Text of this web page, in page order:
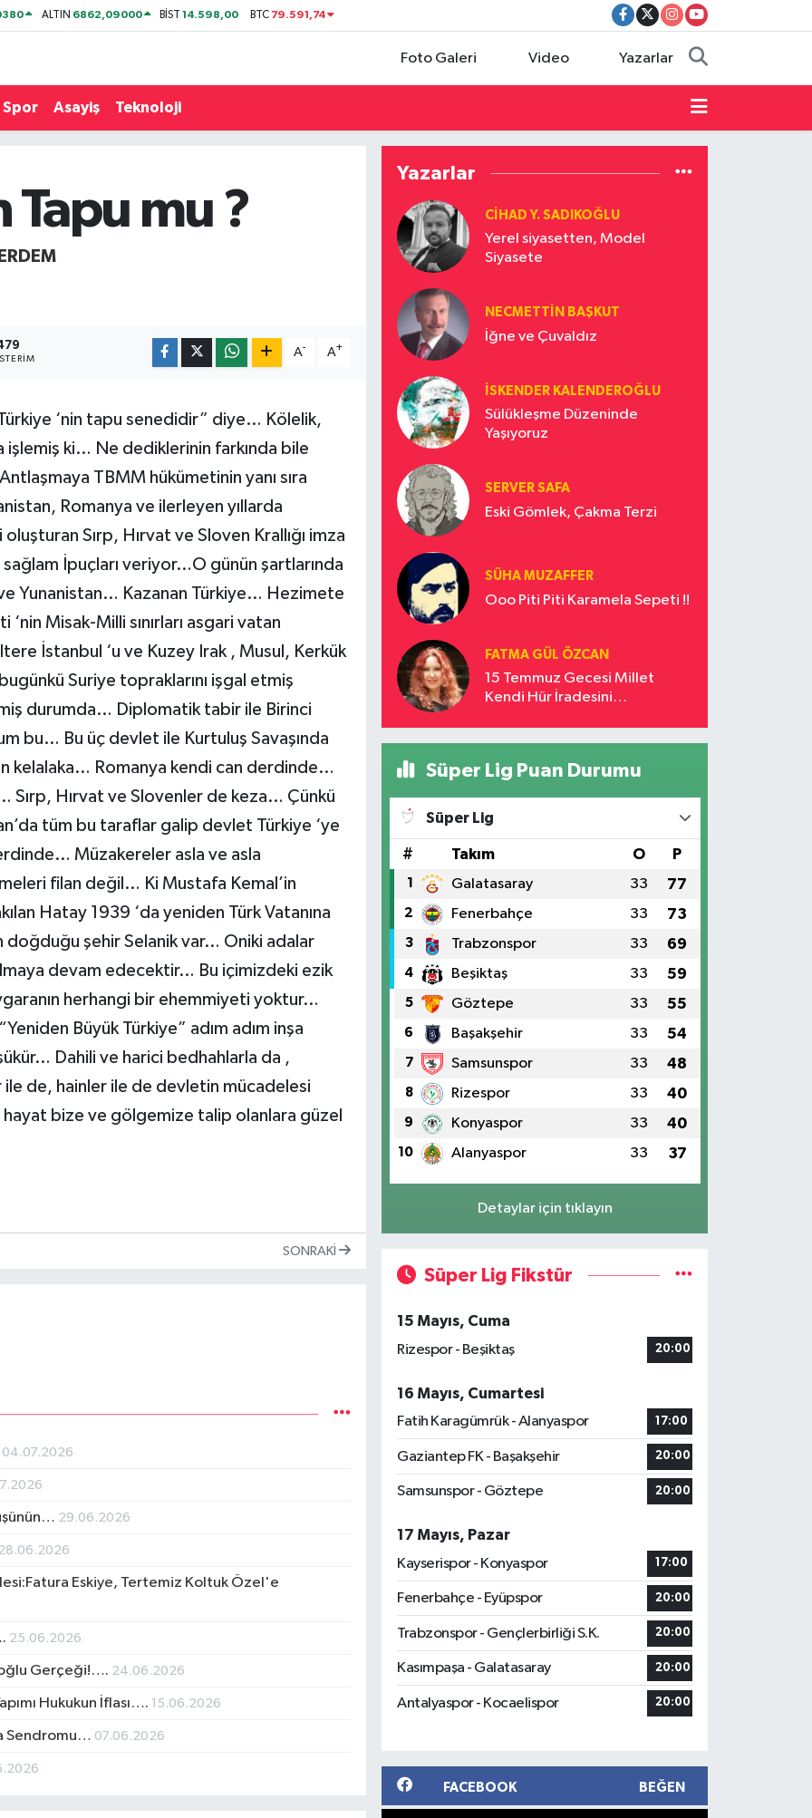
ALTIN 6862,09000 BİST14.598,00 BTC 79.591,74
Foto Galeri Video Yazarlar
Spor Asayiş Teknoloji
Tapu mu ?
A- A+
‘nin tapu senedidir” diye… Kölelik,
işlemiş ki… Ne dediklerinin farkında bile
TBMM hükümetinin yanı sıra
Romanya ve ilerleyen yıllarda
Sırp, Hırvat ve Sloven Krallığı imza
İpuçları veriyor…O günün şartlarında
Yunanistan… Kazanan Türkiye… Hezimete
Misak-Milli sınırları asgari vatan
İstanbul ‘u ve Kuzey Irak , Musul, Kerkük
Suriye topraklarını işgal etmiş
durumda… Diplomatik tabir ile Birinci
bu… Bu üç devlet ile Kurtuluş Savaşında
kelalaka… Romanya kendi can derdinde…
Sırp, Hırvat ve Slovenler de keza… Çünkü
tüm bu taraflar galip devlet Türkiye ‘ye
Müzakereler asla ve asla
filan değil… Ki Mustafa Kemal’in
Hatay 1939 ‘da yeniden Türk Vatanına
şehir Selanik var… Oniki adalar
devam edecektir… Bu içimizdeki ezik
herhangi bir ehemmiyeti yoktur…
Büyük Türkiye” adım adım inşa
Dahili ve harici bedhahlarla da ,
de, hainler ile de devletin mücadelesi
bize ve gölgemize talip olanlara güzel
SONRAKI
04.07.2026
29.06.2026
Eskiye, Tertemiz Koltuk Özel'e
25.06.2026
Gerçeği!…. 24.06.2026
Hukukun İflası…. 15.06.2026
Sendromu… 07.06.2026
Yazarlar
CIHAD Y. SADIKOĞLU
Yerel siyasetten, Model
Siyasete
NECMETTIN BAŞKUT
İğne ve Çuvaldız
İSKENDER KALENDEROĞLU
Sülükleşme Düzeninde
Yaşıyoruz
SERVER SAFA
Eski Gömlek, Çakma Terzi
SÜHA MUZAFFER
Ooo Piti Piti Karamela Sepeti !!
FATMA GÜL ÖZCAN
15 Temmuz Gecesi Millet
Kendi Hür İradesini
Süper Lig Puan Durumu
Süper Lig
# Takım O P
1 Galatasaray 33 77
2 Fenerbahçe 33 73
3 Trabzonspor 33 69
4 Beşiktaş 33 59
5 Göztepe 33 55
6 Başakşehir 33 54
7 Samsunspor 33 48
8 Rizespor 33 40
9 Konyaspor 33 40
10 Alanyaspor 33 37
Detaylar için tıklayın
Süper Lig Fikstür
15 Mayıs, Cuma
Rizespor - Beşiktaş
20:00
16 Mayıs, Cumartesi
Fatih Karagümrük - Alanyaspor
17:00
Gaziantep FK - Başakşehir 20:00
Samsunspor - Göztepe 20:00
17 Mayıs, Pazar
Kayserispor - Konyaspor
17:00
Fenerbahçe - Eyüpspor 20:00
Trabzonspor - Gençlerbirliği S.K. 20:00
Kasımpaşa - Galatasaray 20:00
Antalyaspor - Kocaelispor 20:00
FACEBOOK BEĞEN